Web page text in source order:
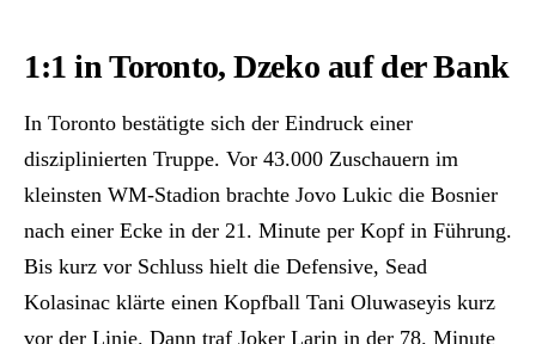
1:1 in Toronto, Dzeko auf der Bank
In Toronto bestätigte sich der Eindruck einer
disziplinierten Truppe. Vor 43.000 Zuschauern im
kleinsten WM-Stadion brachte Jovo Lukic die Bosnier
nach einer Ecke in der 21. Minute per Kopf in Führung.
Bis kurz vor Schluss hielt die Defensive, Sead
Kolasinac klärte einen Kopfball Tani Oluwaseyis kurz
vor der Linie. Dann traf Joker Larin in der 78. Minute